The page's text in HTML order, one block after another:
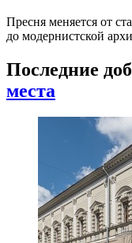
Пресня меняется от
до модернистской
Последние
места